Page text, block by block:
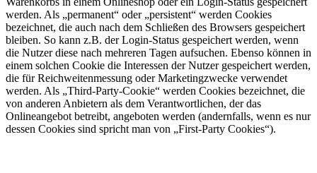
werden. Als „permanent“ oder „persistent“ werden Cookies
bezeichnet, die auch nach dem Schließen des Browsers gespeichert
bleiben. So kann z.B. der Login-Status gespeichert werden, wenn
die Nutzer diese nach mehreren Tagen aufsuchen. Ebenso können in
einem solchen Cookie die Interessen der Nutzer gespeichert werden,
die für Reichweitenmessung oder Marketingzwecke verwendet
werden. Als „Third-Party-Cookie“ werden Cookies bezeichnet, die
von anderen Anbietern als dem Verantwortlichen, der das
Onlineangebot betreibt, angeboten werden (andernfalls, wenn es nur
dessen Cookies sind spricht man von „First-Party Cookies“).